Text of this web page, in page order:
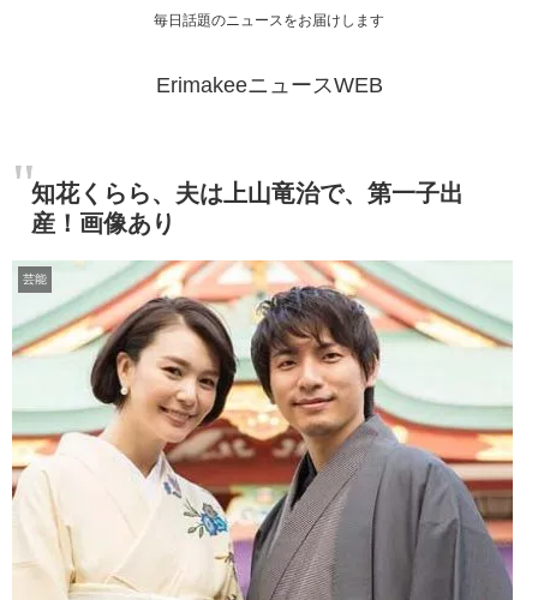
毎日話題のニュースをお届けします
ErimakeeニュースWEB
知花くらら、夫は上山竜治で、第一子出
産！画像あり
芸能